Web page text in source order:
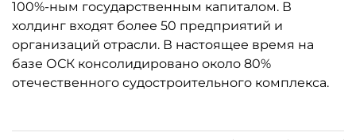
100%-ным государственным капиталом. В
холдинг входят более 50 предприятий и
организаций отрасли. В настоящее время на
базе ОСК консолидировано около 80%
отечественного судостроительного комплекса.